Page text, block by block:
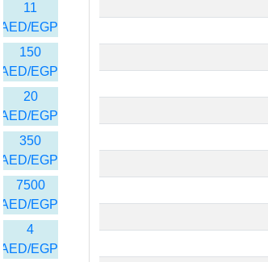
11
AED/EGP
150
AED/EGP
20
AED/EGP
350
AED/EGP
7500
AED/EGP
4
AED/EGP